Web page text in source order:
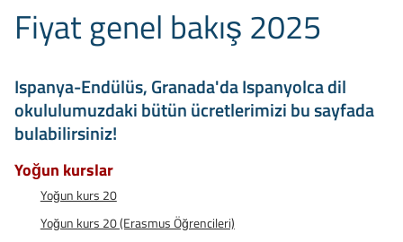
Fiyat genel bakış 2025
Ispanya-Endülüs, Granada'da Ispanyolca dil
okululumuzdaki bütün ücretlerimizi bu sayfada
bulabilirsiniz!
Yoğun kurslar
Yoğun kurs 20
Yoğun kurs 20 (Erasmus Öğrencileri)